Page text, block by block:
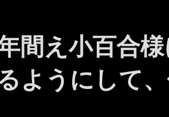
間え小百合
ようにして